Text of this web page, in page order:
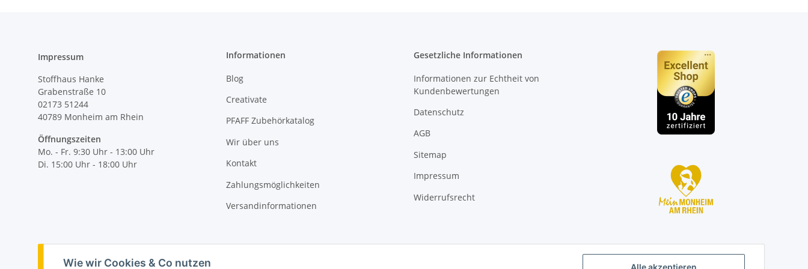
Alle akzeptieren
Wie wir Cookies & Co nutzen
Impressum
Stoffhaus Hanke
Grabenstraße 10
02173 51244
40789 Monheim am Rhein
Öffnungszeiten
Mo. - Fr. 9:30 Uhr - 13:00 Uhr
Di. 15:00 Uhr - 18:00 Uhr
Informationen
Blog
Creativate
PFAFF Zubehörkatalog
Wir über uns
Kontakt
Zahlungsmöglichkeiten
Versandinformationen
Gesetzliche Informationen
Informationen zur Echtheit von
Kundenbewertungen
Datenschutz
AGB
Sitemap
Impressum
Widerrufsrecht
Vertrag widerrufen